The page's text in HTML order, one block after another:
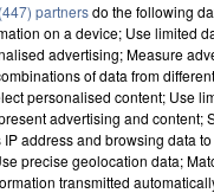
à voix haute
Dans le détail,
partnersdo the following
on a device; Use limited
advertising; Measure
of data from
personalised content; Use
advertising and content;
IP address and browsing data
precise geolocation data;
transmitted